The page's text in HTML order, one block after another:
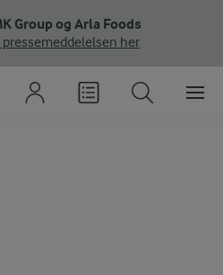
Group og Arla Foods
her